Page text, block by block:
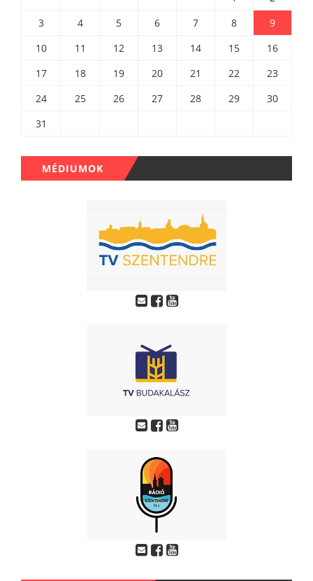
3
4 5 6 7 8
9
10
11 12 13 14 15
16
17
18 19 20 21 22
23
24
25 26 27 28 29
30
31
MÉDIUMOK